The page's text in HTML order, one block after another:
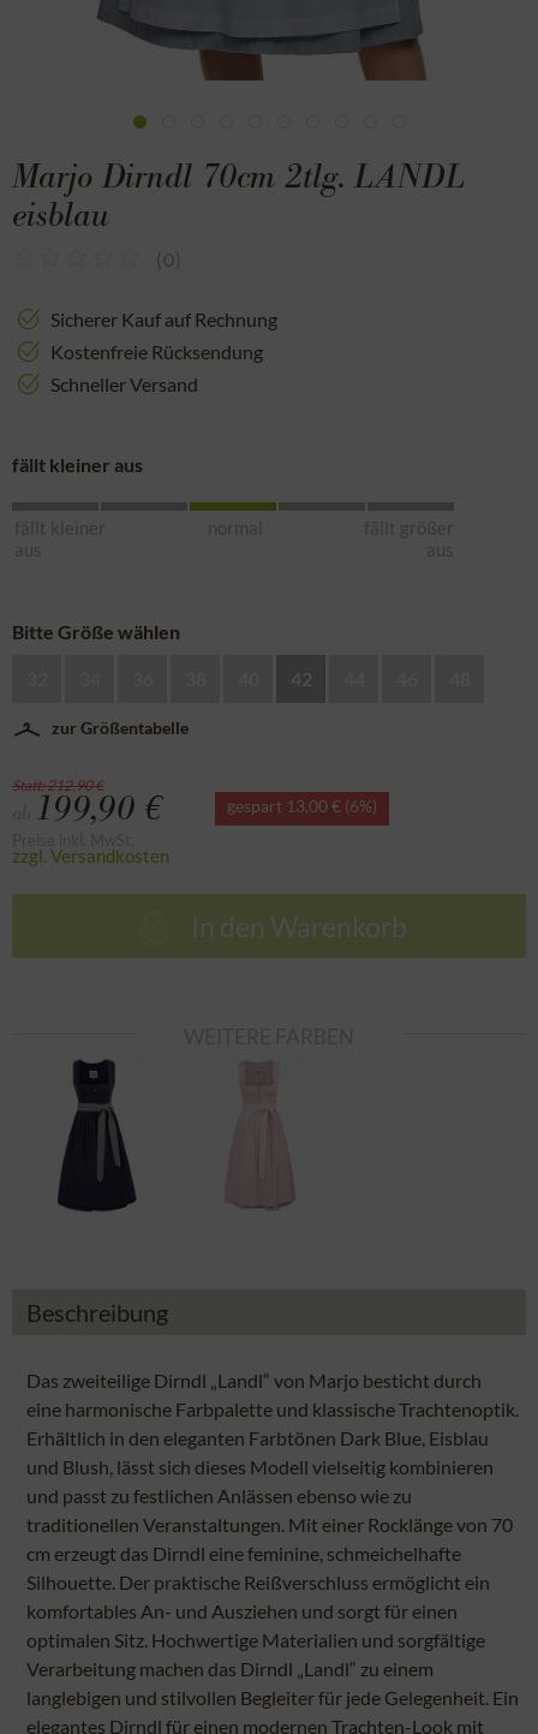
Marjo Dirndl 70cm 2tlg. LANDL
eisblau
(0)
Sicherer Kauf auf Rechnung
Kostenfreie Rücksendung
Schneller Versand
fällt kleiner aus
fällt kleiner
aus
normal
fällt größer
aus
Bitte Größe wählen
42
zur Größentabelle
Statt: 212,90 €
199,90 € gespart 13,00 € (6%)
zzgl. Versandkosten
In den Warenkorb
Beschreibung
Das zweiteilige Dirndl „Landl“ von Marjo besticht durch
eine harmonische Farbpalette und klassische Trachtenoptik.
Erhältlich in den eleganten Farbtönen Dark Blue, Eisblau
und Blush, lässt sich dieses Modell vielseitig kombinieren
und passt zu festlichen Anlässen ebenso wie zu
traditionellen Veranstaltungen. Mit einer Rocklänge von 70
cm erzeugt das Dirndl eine feminine, schmeichelhafte
Silhouette. Der praktische Reißverschluss ermöglicht ein
komfortables An- und Ausziehen und sorgt für einen
optimalen Sitz. Hochwertige Materialien und sorgfältige
Verarbeitung machen das Dirndl „Landl“ zu einem
langlebigen und stilvollen Begleiter für jede Gelegenheit. Ein
elegantes Dirndl für einen modernen Trachten-Look mit